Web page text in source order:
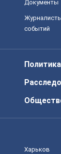
Документы
событий
Политика
Харьков